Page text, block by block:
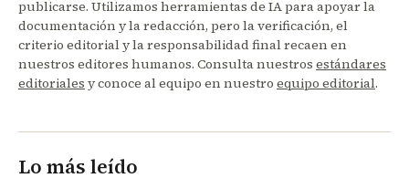
publicarse. Utilizamos herramientas de IA para apoyar la
documentación y la redacción, pero la verificación, el
criterio editorial y la responsabilidad final recaen en
nuestros editores humanos. Consulta nuestros estándares
editoriales y conoce al equipo en nuestro equipo editorial.
Lo más leído